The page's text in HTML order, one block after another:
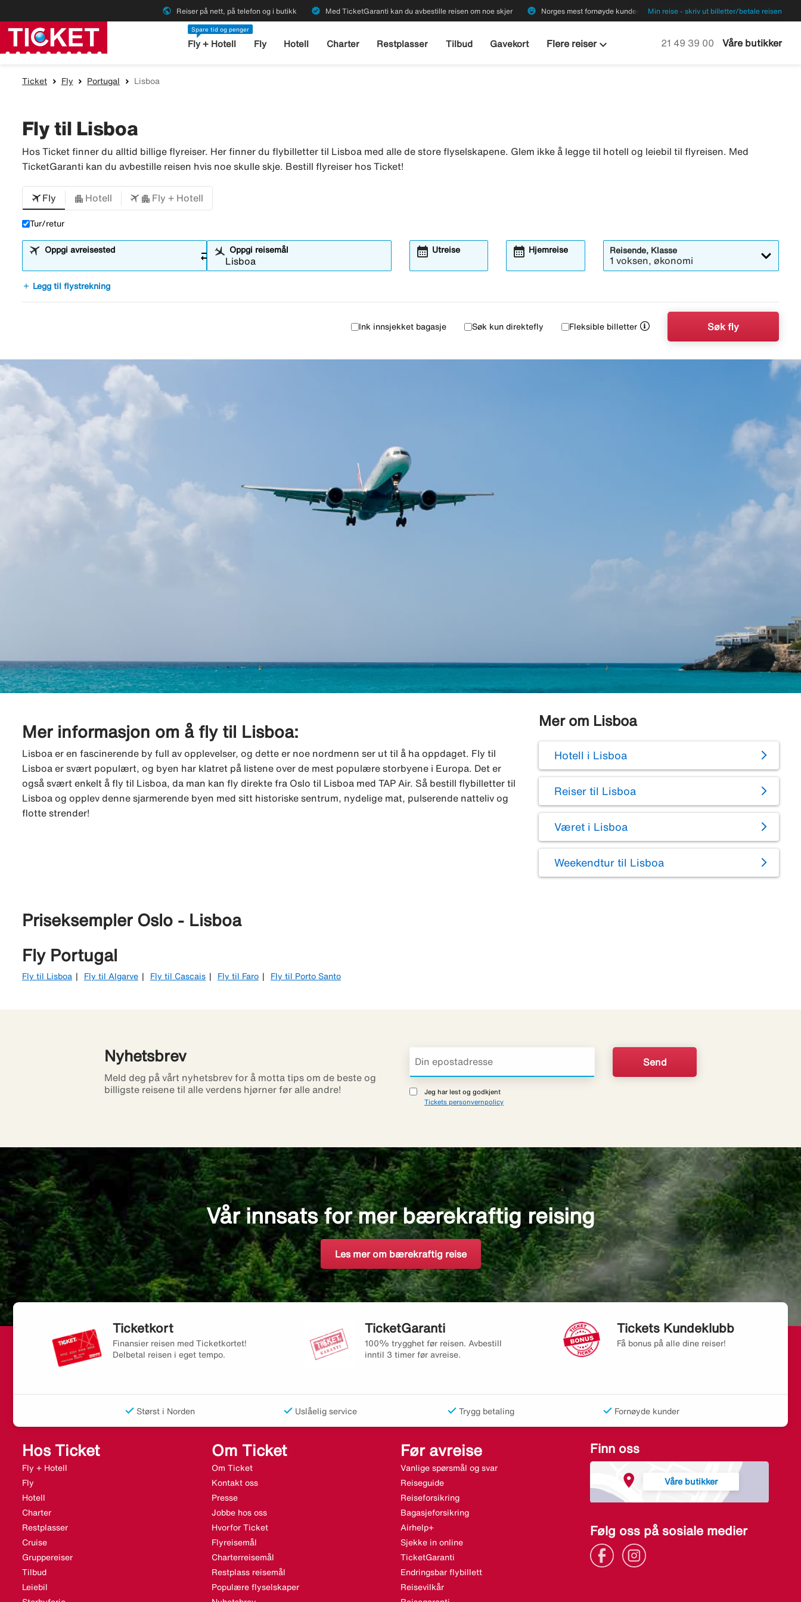
public Reiser på nett, på telefon og i butikk verified Med TicketGaranti kan du avbestille reisen om noe skjer emoji_emotions Norges mest fornøyde kunder Min reise - skriv ut billetter/betale reisen
Spare tid og penger
Fly + Hotell Fly Hotell Charter Restplasser Tilbud Gavekort Flere reiserkeyboard_arrow_down Ring oss på
21 49 39 00 Våre butikker
Ticket Fly Portugal Lisboa
Fly til Lisboa
Hos Ticket finner du alltid billige flyreiser. Her finner du flybilletter til Lisboa med alle de store flyselskapene. Glem ikke å legge til hotell og leiebil til flyreisen. Med
TicketGaranti kan du avbestille reisen hvis noe skulle skje. Bestill flyreiser hos Ticket!
Fly Hotell Fly + Hotell
Tur/retur
Oppgi avreisested sync_alt Oppgi reisemål Utreise
calendar_month Hjemreise
calendar_month Reisende, Klasse
1 voksen, økonomi
add Legg til flystrekning
Ink innsjekket bagasje Søk kun direktefly Fleksible billetter Søk fly
Mer informasjon om å fly til Lisboa:
Lisboa er en fascinerende by full av opplevelser, og dette er noe nordmenn ser ut til å ha oppdaget. Fly til
Lisboa er svært populært, og byen har klatret på listene over de mest populære storbyene i Europa. Det er
også svært enkelt å fly til Lisboa, da man kan fly direkte fra Oslo til Lisboa med TAP Air. Så bestill flybilletter til
Lisboa og opplev denne sjarmerende byen med sitt historiske sentrum, nydelige mat, pulserende natteliv og
flotte strender!
Mer om Lisboa
Hotell i Lisboa
Reiser til Lisboa
Været i Lisboa
Weekendtur til Lisboa
Priseksempler Oslo - Lisboa
Fly Portugal
Fly til Lisboa Fly til Algarve Fly til Cascais Fly til Faro Fly til Porto Santo
Nyhetsbrev
Meld deg på vårt nyhetsbrev for å motta tips om de beste og
billigste reisene til alle verdens hjørner før alle andre!
Jeg har lest og godkjent
Tickets personvernpolicy
Vår innsats for mer bærekraftig reising
Les mer om bærekraftig reise
Ticketkort
Finansier reisen med Ticketkortet!
Delbetal reisen i eget tempo.
TicketGaranti
100% trygghet før reisen. Avbestill
inntil 3 timer før avreise.
Tickets Kundeklubb
Få bonus på alle dine reiser!
Størst i Norden Uslåelig service Trygg betaling Fornøyde kunder
Hos Ticket
Fly + Hotell
Fly
Hotell
Charter
Restplasser
Cruise
Gruppereiser
Tilbud
Leiebil
Om Ticket
Om Ticket
Kontakt oss
Presse
Jobbe hos oss
Hvorfor Ticket
Flyreisemål
Charterreisemål
Restplass reisemål
Populære flyselskaper
Før avreise
Vanlige spørsmål og svar
Reiseguide
Reiseforsikring
Bagasjeforsikring
Airhelp+
Sjekke in online
TicketGaranti
Endringsbar flybillett
Reisevilkår
Finn oss
Våre butikker
Følg oss på sosiale medier